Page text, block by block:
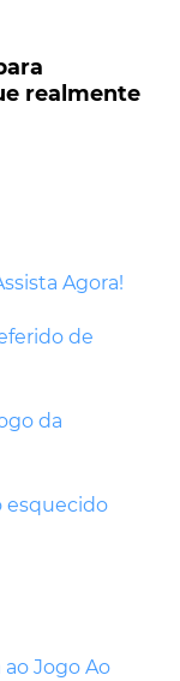
realmente
Agora!
de
da
esquecido
Jogo Ao